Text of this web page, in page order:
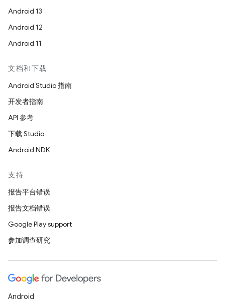
Android 13
Android 12
Android 11
文档和下载
Android Studio 指南
开发者指南
API 参考
下载 Studio
Android NDK
支持
报告平台错误
报告文档错误
Google Play support
参加调查研究
Android